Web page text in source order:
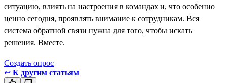
ситуацию, влиять на настроения в командах и, что особенно
ценно сегодня, проявлять внимание к сотрудникам. Вся
система обратной связи нужна для того, чтобы искать
решения. Вместе.
Создать опрос
↩ К другим статьям